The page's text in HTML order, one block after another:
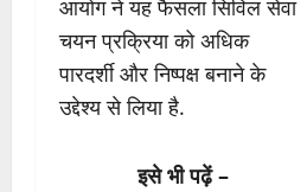
आयोग ने यह फैसला सिविल सेवा
चयन प्रक्रिया को अधिक
पारदर्शी और निष्पक्ष बनाने के
उद्देश्य से लिया है.
इसे भी पढ़ें –